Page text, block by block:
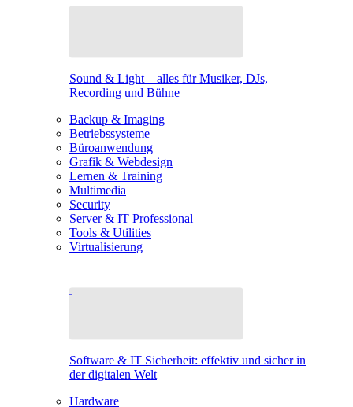
Sound & Light – alles für Musiker, DJs,
Recording und Bühne
Backup & Imaging
Betriebssysteme
Büroanwendung
Grafik & Webdesign
Lernen & Training
Multimedia
Security
Server & IT Professional
Tools & Utilities
Virtualisierung
Software & IT Sicherheit: effektiv und sicher in
der digitalen Welt
Hardware